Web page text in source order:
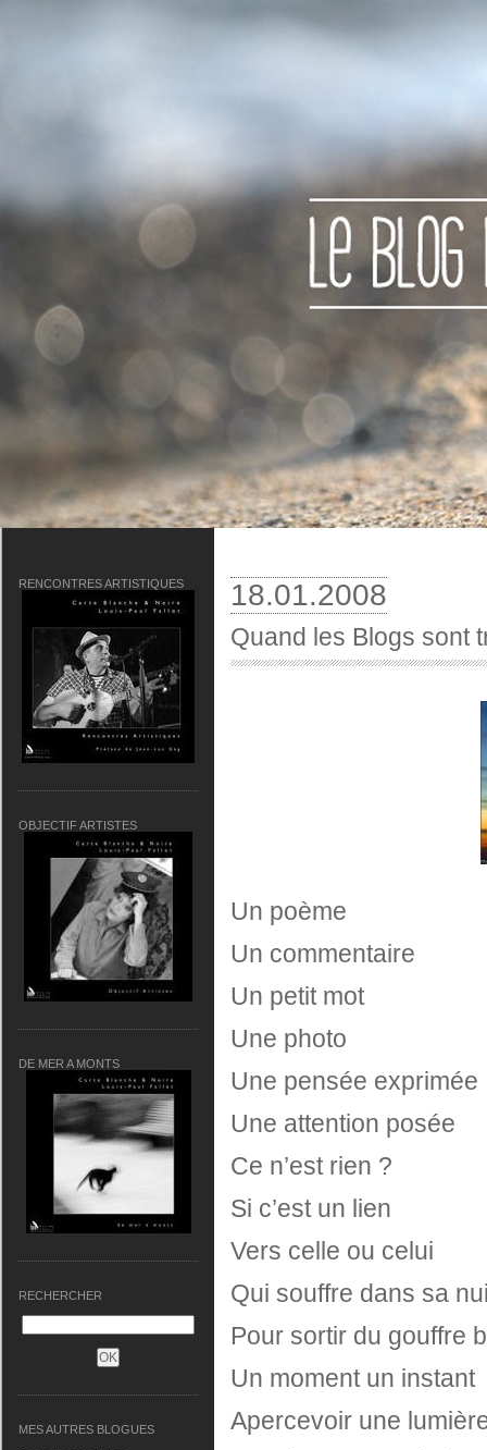
RENCONTRES ARTISTIQUES
OBJECTIF ARTISTES
DE MER A MONTS
RECHERCHER
MES AUTRES BLOGUES
18.01.2008
Quand les Blogs sont
Un poème
Un commentaire
Un petit mot
Une photo
Une pensée
Une attention posée
Ce n’est rien ?
Si c’est un lien
Vers celle ou celui
Qui souffre dans sa
Pour sortir du gouffre
Un moment un instant
Apercevoir une